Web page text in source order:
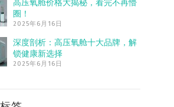
高压氧舱价格大揭秘，看完不再懵
圈！
2025年6月16日
深度剖析：高压氧舱十大品牌，解
锁健康新选择
2025年6月16日